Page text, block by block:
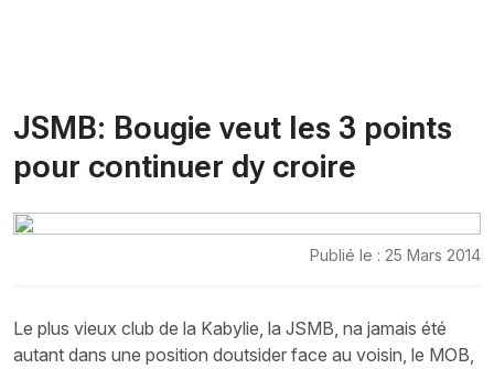
JSMB: Bougie veut les 3 points
pour continuer dy croire
Publié le : 25 Mars 2014
Le plus vieux club de la Kabylie, la JSMB, na jamais été
autant dans une position doutsider face au voisin, le MOB,